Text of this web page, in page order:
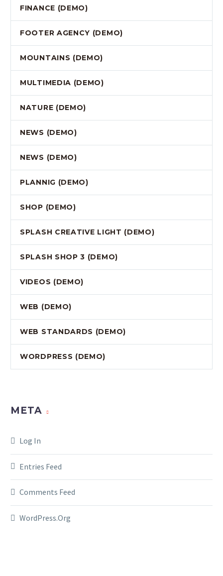
FINANCE (DEMO)
FOOTER AGENCY (DEMO)
MOUNTAINS (DEMO)
MULTIMEDIA (DEMO)
NATURE (DEMO)
NEWS (DEMO)
NEWS (DEMO)
PLANNIG (DEMO)
SHOP (DEMO)
SPLASH CREATIVE LIGHT (DEMO)
SPLASH SHOP 3 (DEMO)
VIDEOS (DEMO)
WEB (DEMO)
WEB STANDARDS (DEMO)
WORDPRESS (DEMO)
META
Log In
Entries Feed
Comments Feed
WordPress.org